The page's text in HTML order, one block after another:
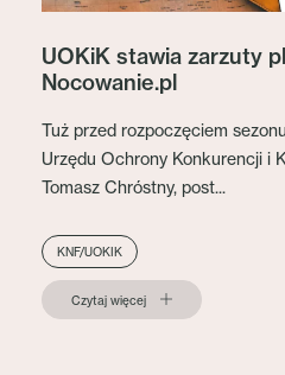
UOKiK stawia zarzuty
Nocowanie.pl
Tuż przed rozpoczęciem
Urzędu Ochrony Konkurencji i
Tomasz Chróstny, post...
KNF/UOKIK
Czytaj więcej